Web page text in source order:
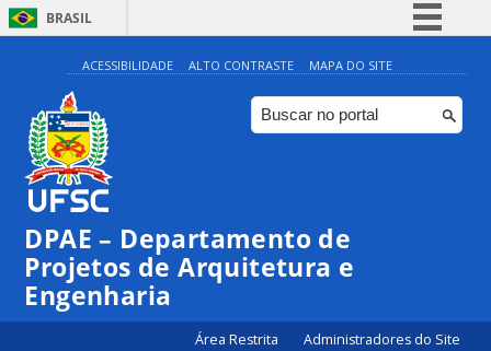
BRASIL
Simplifique!
Comunica BR
Participe
Canais
ACESSIBILIDADE ALTO CONTRASTE MAPA DO SITE
DPAE – Departamento de
Projetos de Arquitetura e
Engenharia
Área Restrita Administradores do Site